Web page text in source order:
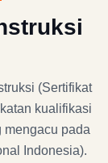
(Sertifikat
kualifikasi
mengacu pada
Indonesia).